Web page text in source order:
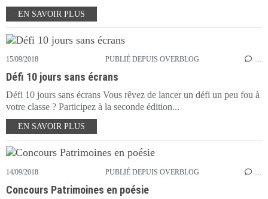
EN SAVOIR PLUS
15/09/2018 PUBLIÉ DEPUIS OVERBLOG …
Défi 10 jours sans écrans
Défi 10 jours sans écrans Vous rêvez de lancer un défi un peu fou à
votre classe ? Participez à la seconde édition...
EN SAVOIR PLUS
14/09/2018 PUBLIÉ DEPUIS OVERBLOG
Concours Patrimoines en poésie